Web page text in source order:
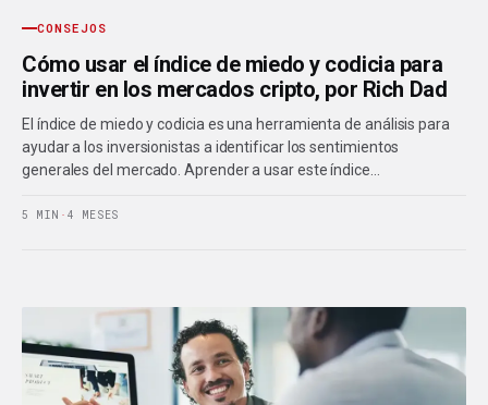
CONSEJOS
Cómo usar el índice de miedo y codicia para
invertir en los mercados cripto, por Rich Dad
El índice de miedo y codicia es una herramienta de análisis para
ayudar a los inversionistas a identificar los sentimientos
generales del mercado. Aprender a usar este índice…
5 MIN · 4 MESES